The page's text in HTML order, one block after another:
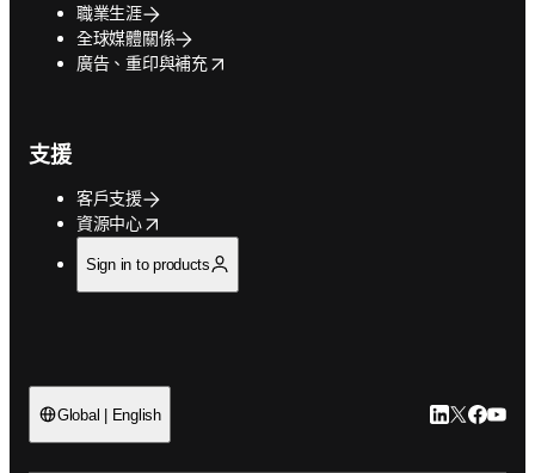
職業生涯
全球媒體關係
廣告、重印與補充
opens in new tab/window
支援
客戶支援
資源中心
opens in new tab/window
Sign in to products
Global | English LinkedIn 打
Twitter 打